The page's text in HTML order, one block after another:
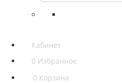
Кабинет
0 Избранное
0 Корзина